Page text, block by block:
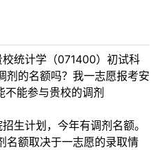
统计学（071400）初试科
剂的名额吗？我一志愿报考安
能参与贵校的调剂
生计划，今年有调剂名额。
名额取决于一志愿的录取情